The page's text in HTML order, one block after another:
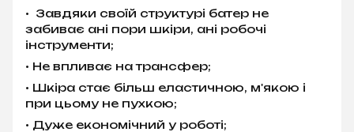
• Завдяки своїй структурі батер не
забиває ані пори шкіри, ані робочі
інструменти;
• Не впливає на трансфер;
• Шкіра стає більш еластичною, м'якою і
при цьому не пухкою;
• Дуже економічний у роботі;